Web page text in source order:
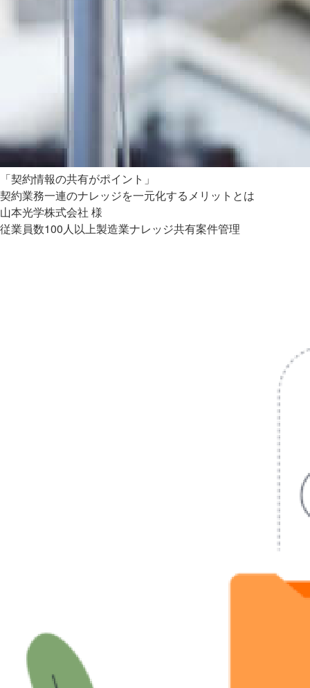
「契約情報の共有がポイント」
契約業務一連のナレッジを一元化するメリットとは
山本光学株式会社 様
従業員数100人以上製造業ナレッジ共有案件管理